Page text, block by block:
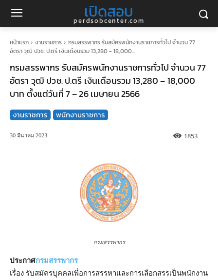
เปิดสอบ
perdsobcenter.com
หน้าแรก งานราชการ
กรมสรรพากร รับสมัครพนักงานราชการทั่วไป จำนวน 77
อัตรา วุฒิ ปวช. ป.ตรี เงินเดือนรวม 13,280 - 18,000...
กรมสรรพากร รับสมัครพนักงานราชการทั่วไป จำนวน 77
อัตรา วุฒิ ปวช. ป.ตรี เงินเดือนรวม 13,280 – 18,000
บาท ตั้งแต่วันที่ 7 – 26 เมษายน 2566
งานราชการ พนักงานราชการ
30 มีนาคม 2023 1853
กรมสรรพากร
ประกาศกรมสรรพากร
เรื่อง รับสมัครบุคคลเพื่อการสรรหาและการเลือกสรรเป็นพนักงาน